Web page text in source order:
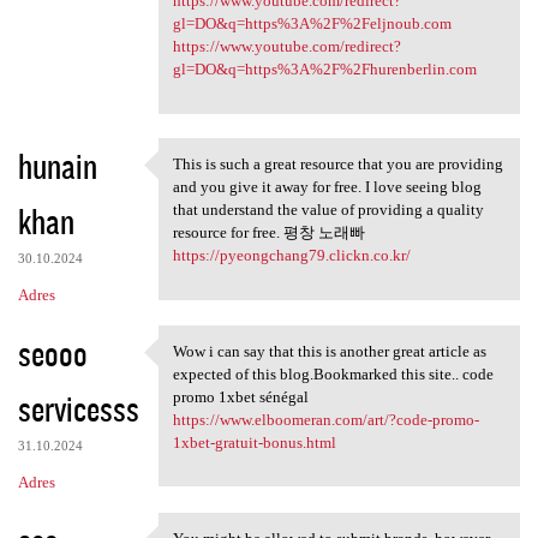
gl=DO&q=https%3A%2F%2Feljnoub.com
https://www.youtube.com/redirect?
gl=DO&q=https%3A%2F%2Fhurenberlin.com
hunain
khan
30.10.2024
Adres
This is such a great resource
This is such a great resource that you are providing
and you give it away for free. I love seeing blog
that understand the value of providing a quality
resource for free. 평창 노래빠
https://pyeongchang79.clickn.co.kr/
seooo
servicesss
31.10.2024
Adres
Wow i can say that this is
Wow i can say that this is another great article as
expected of this blog.Bookmarked this site.. code
promo 1xbet sénégal
https://www.elboomeran.com/art/?code-promo-
1xbet-gratuit-bonus.html